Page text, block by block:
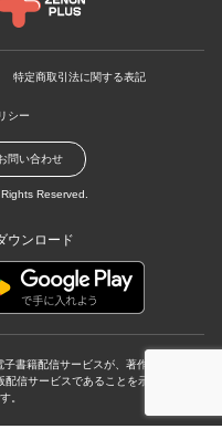
特定商取引法に関する表記
シー
問い合わせ
Reserved.
ウンロード
書籍配信サービスが、著作権者から
信サービスであることを示す登録商
。